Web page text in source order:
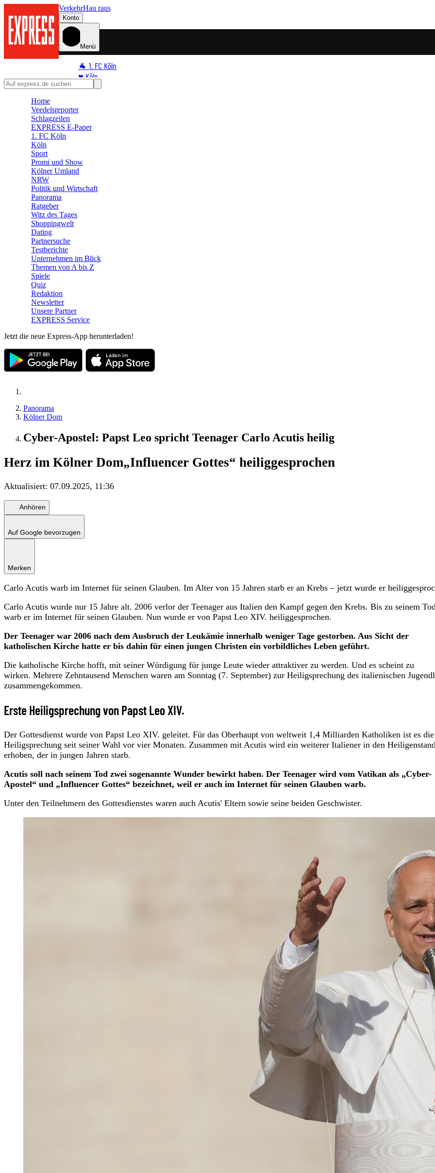
VerkehrHau raus
Konto
Menü
🐐 1. FC Köln
♥️ Köln
⭐ Promi
🛒 Shoppingwelt
🧩 Spiele
Home
Veedelsreporter
Schlagzeilen
EXPRESS E-Paper
1. FC Köln
Köln
Sport
Promi und Show
Kölner Umland
NRW
Politik und Wirtschaft
Panorama
Ratgeber
Witz des Tages
Shoppingwelt
Dating
Partnersuche
Testberichte
Unternehmen im Blick
Themen von A bis Z
Spiele
Quiz
Redaktion
Newsletter
Unsere Partner
EXPRESS Service
Jetzt die neue Express-App herunterladen!
Panorama
Kölner Dom
Cyber-Apostel: Papst Leo spricht Teenager Carlo Acutis heilig
Herz im Kölner Dom„Influencer Gottes“ heiliggesprochen
Aktualisiert: 07.09.2025, 11:36
Anhören
Auf Google bevorzugen
Merken
Carlo Acutis warb im Internet für seinen Glauben. Im Alter von 15 Jahren starb er an Krebs – jetzt wurde er
Carlo Acutis wurde nur 15 Jahre alt. 2006 verlor der Teenager aus Italien den Kampf gegen den Krebs. Bis zu seinem Tod
warb er im Internet für seinen Glauben. Nun wurde er von Papst Leo XIV. heiliggesprochen.
Der Teenager war 2006 nach dem Ausbruch der Leukämie innerhalb weniger Tage gestorben. Aus Sicht der
katholischen Kirche hatte er bis dahin für einen jungen Christen ein vorbildliches Leben geführt.
Die katholische Kirche hofft, mit seiner Würdigung für junge Leute wieder attraktiver zu werden. Und es scheint zu
wirken. Mehrere Zehntausend Menschen waren am Sonntag (7. September) zur Heiligsprechung des italienischen
zusammengekommen.
Erste Heiligsprechung von Papst Leo XIV.
Der Gottesdienst wurde von Papst Leo XIV. geleitet. Für das Oberhaupt von weltweit 1,4 Milliarden Katholiken ist es die
Heiligsprechung seit seiner Wahl vor vier Monaten. Zusammen mit Acutis wird ein weiterer Italiener in den Heiligenstand
erhoben, der in jungen Jahren starb.
Acutis soll nach seinem Tod zwei sogenannte Wunder bewirkt haben. Der Teenager wird vom Vatikan als „Cyber-
Apostel“ und „Influencer Gottes“ bezeichnet, weil er auch im Internet für seinen Glauben warb.
Unter den Teilnehmern des Gottesdienstes waren auch Acutis' Eltern sowie seine beiden Geschwister.